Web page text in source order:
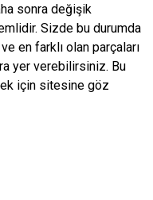
sonra değişik
Sizde bu durumda
en farklı olan parçaları
yer verebilirsiniz. Bu
için sitesine göz